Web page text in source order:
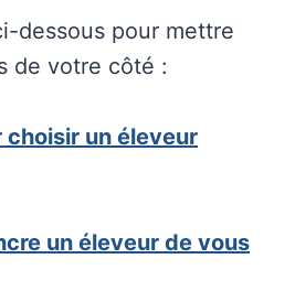
dessous pour mettre
de votre côté :
choisir un éleveur
un éleveur de vous